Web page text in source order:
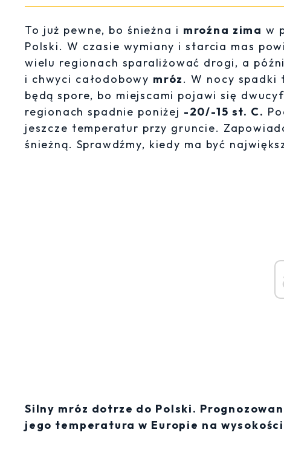
To już pewne, bo śnieżna i mroźna zima w
Polski. W czasie wymiany i starcia mas
wielu regionach sparaliżować drogi, a
i chwyci całodobowy mróz. W nocy spadki
będą spore, bo miejscami pojawi się
regionach spadnie poniżej -20/-15 st. C.
jeszcze temperatur przy gruncie.
śnieżną. Sprawdźmy, kiedy ma być
Silny mróz dotrze do Polski.
jego temperatura w Europie na